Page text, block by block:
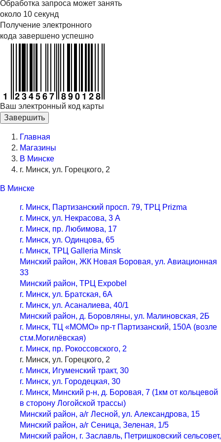
Обработка запроса может занять
около 10 секунд
Получение электронного
кода завершено успешно
Ваш электронный код карты
Завершить
Главная
Магазины
В Минске
г. Минск, ул. Горецкого, 2
В Минске
г. Минск, Партизанский просп. 79, ТРЦ Prizma
г. Минск, ул. Некрасова, 3 А
г. Минск, пр. Любимова, 17
г. Минск, ул. Одинцова, 65
г. Минск, ТРЦ Galleria Minsk
Минский район, ЖК Новая Боровая, ул. Авиационная
33
Минский район, ТРЦ Expobel
г. Минск, ул. Братская, 6А
г. Минск, ул. Асаналиева, 40/1
Минский район, д. Боровляны, ул. Малиновская, 2Б
г. Минск, ТЦ «МОМО» пр-т Партизанский, 150А (возле
ст.м.Могилёвская)
г. Минск, пр. Рокоссовского, 2
г. Минск, ул. Горецкого, 2
г. Минск, Игуменский тракт, 30
г. Минск, ул. Городецкая, 30
г. Минск, Минский р-н, д. Боровая, 7 (1км от кольцевой
в сторону Логойской трассы)
Минский район, а/г Лесной, ул. Александрова, 15
Минский район, а/г Сеница, Зеленая, 1/5
Минский район, г. Заславль, Петришковский сельсовет,